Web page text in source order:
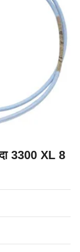
3300 XL 8